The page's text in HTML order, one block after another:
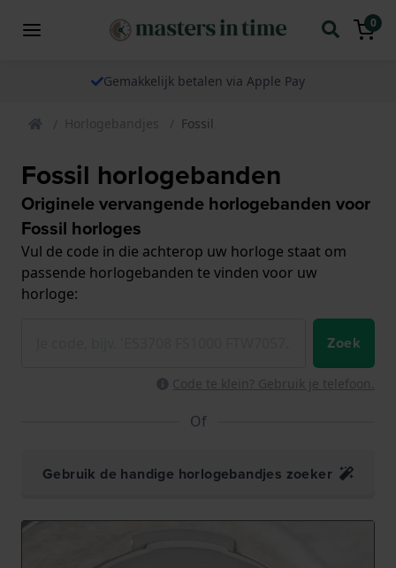
0
Gemakkelijk betalen via Apple Pay
Horlogebandjes Fossil
Fossil horlogebanden
Originele vervangende horlogebanden voor
Fossil horloges
Vul de code in die achterop uw horloge staat om
passende horlogebanden te vinden voor uw
horloge:
Zoek
Code te klein? Gebruik je telefoon.
Of
Gebruik de handige horlogebandjes zoeker